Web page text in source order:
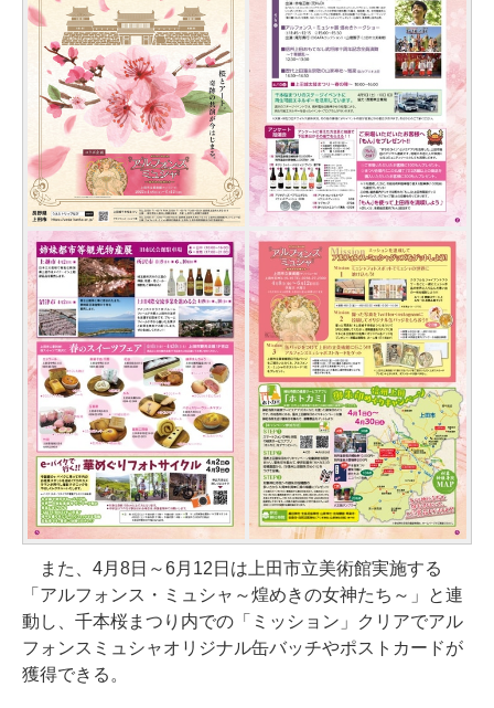
また、4月8日～6月12日は上田市立美術館実施する
「アルフォンス・ミュシャ～煌めきの女神たち～」と連
動し、千本桜まつり内での「ミッション」クリアでアル
フォンスミュシャオリジナル缶バッチやポストカードが
獲得できる。